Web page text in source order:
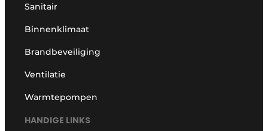
Sanitair
Binnenklimaat
Brandbeveiliging
Ventilatie
Warmtepompen
HANDIGE LINKS